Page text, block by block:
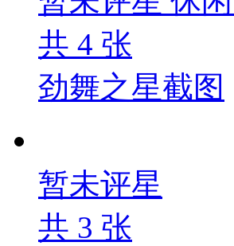
共 4 张
劲舞之星截图
暂未评星
共 3 张